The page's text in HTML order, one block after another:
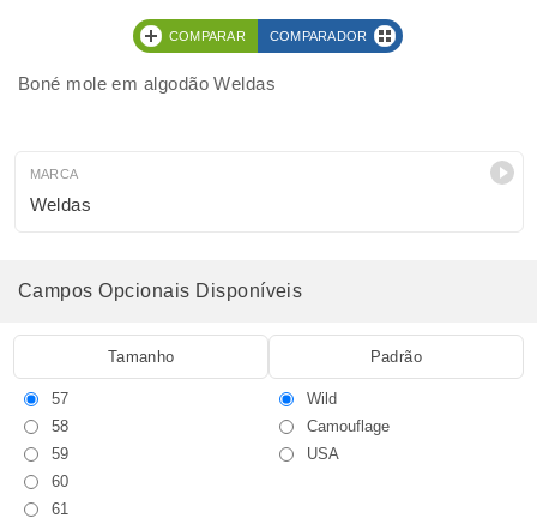
COMPARAR COMPARADOR
Boné mole em algodão Weldas
MARCA
Weldas
Campos Opcionais Disponíveis
Tamanho
57
58
59
60
61
Padrão
Wild
Camouflage
USA